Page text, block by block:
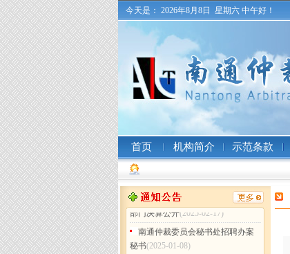
今天是： 2026年8月8日 星期六 中午好！
首页 机构简介 示范条款
南通仲裁委员会秘书处2026年公
开招聘工作人员（非事业编制）公
(2026-07-31)
南通仲裁委员会 (暨秘书处) 二〇
二五年工作总结(2026-02-05)
南通仲裁委员会秘书处2025年度
部门决算公开(2026-02-05)
南通仲裁委员会关于增聘卞灵霞
等183名仲裁员的公告(2025-09-15)
南通仲裁委员会 (暨秘书处) 二〇
二四年工作总结
南通仲裁委员会秘书处 2024年度
部门决算公开(2025-02-17)
南通仲裁委员会秘书处招聘办案
秘书 (2025-01-08)